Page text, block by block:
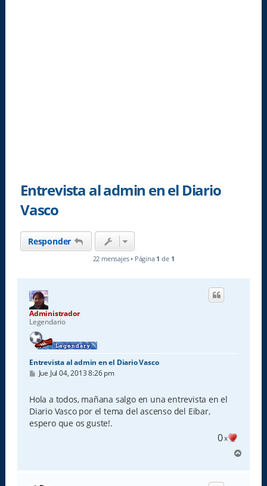
Entrevista al admin en el Diario
Vasco
Responder
22 mensajes • Página 1 de 1
Administrador
Legendario
Entrevista al admin en el Diario Vasco
M
s
a
j
e
Jue Jul 04, 2013 8:26 pm
Hola a todos, mañana salgo en una entrevista en el
Diario Vasco por el tema del ascenso del Eibar,
espero que os guste!.
0x
r